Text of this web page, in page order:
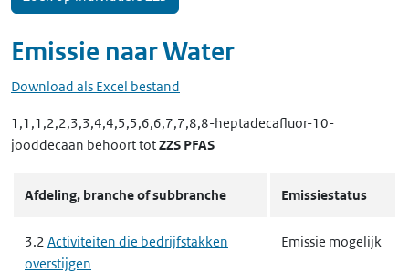
Emissie naarWater
Download als Excel bestand
1,1,1,2,2,3,3,4,4,5,5,6,6,7,7,8,8-heptadecafluor-10-
jooddecaan behoort totZZS PFAS
Afdeling, branche of subbranche Emissiestatus
3.2 Activiteiten die bedrijfstakken
overstijgen
Emissie mogelijk